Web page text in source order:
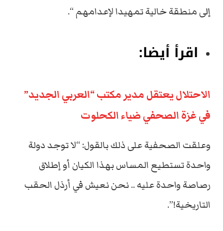
إلى منطقة خالية تمهيدا لإعدامهم “.
اقرأ أيضا:
الاحتلال يعتقل مدير مكتب “العربي الجديد”
في غزة الصحفي ضياء الكحلوت
وعلقت الصحفية على ذلك بالقول: “لا توجد دولة
واحدة تستطيع المساس بهذا الكيان أو إطلاق
رصاصة واحدة عليه .. نحن نعيش في أرذل الحقب
التاريخية!”.